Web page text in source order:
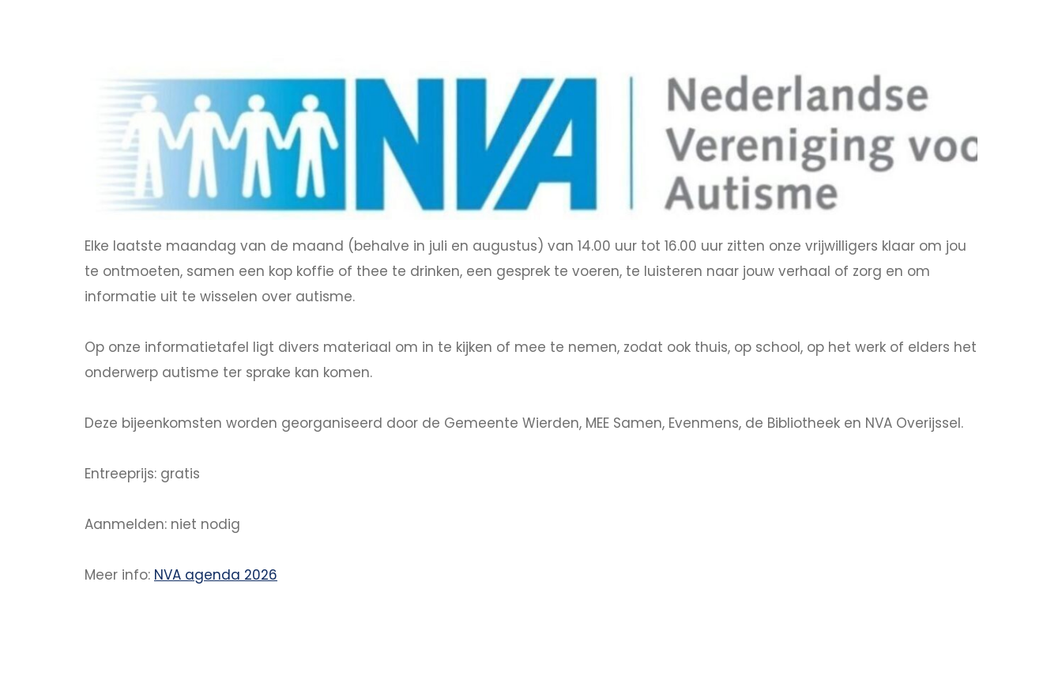
Elke laatste maandag van de maand (behalve in juli en augustus) van 14.00 uur tot 16.00 uur zitten onze vrijwilligers klaar om jou
te ontmoeten, samen een kop koffie of thee te drinken, een gesprek te voeren, te luisteren naar jouw verhaal of zorg en om
informatie uit te wisselen over autisme.
Op onze informatietafel ligt divers materiaal om in te kijken of mee te nemen, zodat ook thuis, op school, op het werk of elders het
onderwerp autisme ter sprake kan komen.
Deze bijeenkomsten worden georganiseerd door de Gemeente Wierden, MEE Samen, Evenmens, de Bibliotheek en NVA Overijssel.
Entreeprijs: gratis
Aanmelden: niet nodig
Meer info: NVA agenda 2026